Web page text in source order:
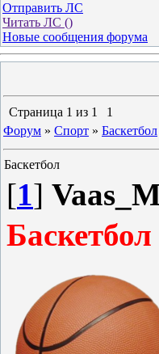
Отправить ЛС
Читать ЛС ()
Новые сообщения форума
Страница 1 из 1
1
Форум » Спорт » Баскетбол
Баскетбол
[1]
Баскетбол